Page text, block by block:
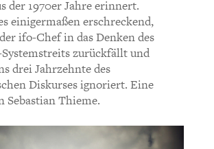
NEWSLETTER
ÜBER UNS
SUCHE
ABO/LOGIN
BODEN
CHARTBOOK
der 1970er Jahre erinnert.
einigermaßen erschreckend,
ifo-Chef in das Denken des
zurückfällt und
drei Jahrzehnte des
Diskurses ignoriert. Eine
Sebastian Thieme.
Kommentar.